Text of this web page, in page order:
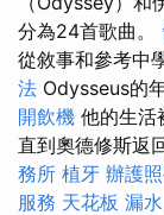
分為24首歌曲。
從敘事和參考中
法 Odysseus的
開飲機 他的生活
直到奧德修斯返
務所 植牙 辦護
服務 天花板 漏水